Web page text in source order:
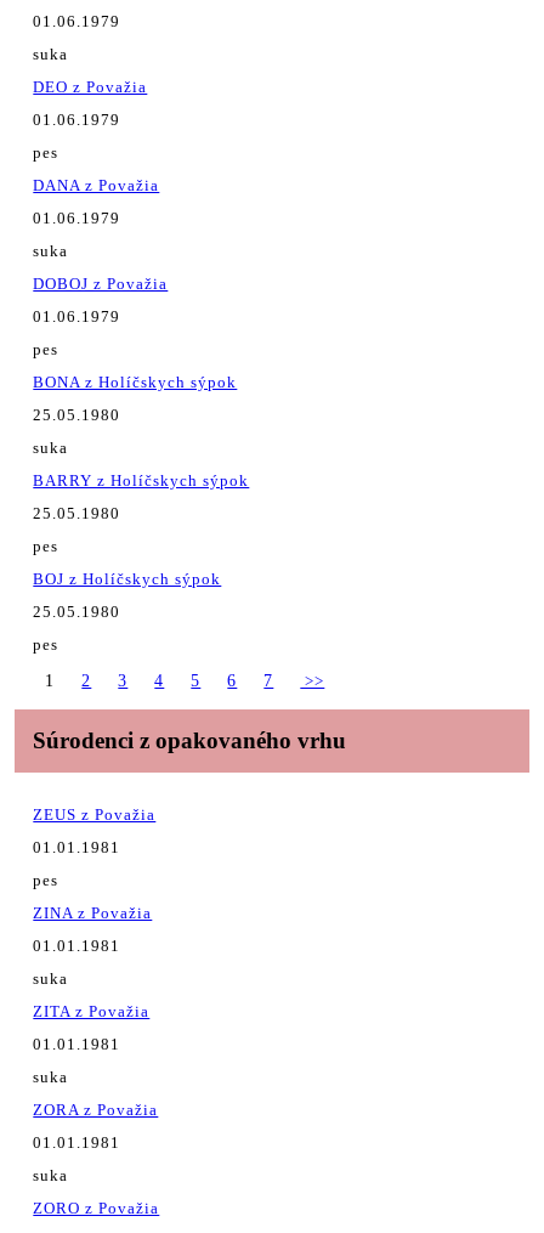
01.06.1979
suka
DEO z Považia
01.06.1979
pes
DANA z Považia
01.06.1979
suka
DOBOJ z Považia
01.06.1979
pes
BONA z Holíčskych sýpok
25.05.1980
suka
BARRY z Holíčskych sýpok
25.05.1980
pes
BOJ z Holíčskych sýpok
25.05.1980
pes
1
2 3 4 5 6 7 >>
Súrodenci z opakovaného vrhu
ZEUS z Považia
01.01.1981
pes
ZINA z Považia
01.01.1981
suka
ZITA z Považia
01.01.1981
suka
ZORA z Považia
01.01.1981
suka
ZORO z Považia